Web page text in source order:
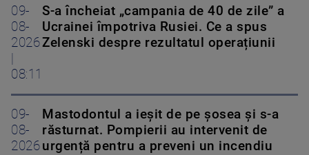
09-
08-
2026
08:11
S-a încheiat „campania de 40 de zile” a
Ucrainei împotriva Rusiei. Ce a spus
Zelenski despre rezultatul operațiunii
09-
08-
2026
Mastodontul a ieșit de pe șosea și s-a
răsturnat. Pompierii au intervenit de
urgență pentru a preveni un incendiu